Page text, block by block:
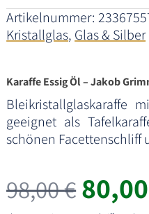
Artikelnummer:
Kristallglas, Glas & Silber
Karaffe Essig Öl – Jakob
Bleikristallglaskaraffe
geeignet als
schönen Facettenschliff
98,00€Preis